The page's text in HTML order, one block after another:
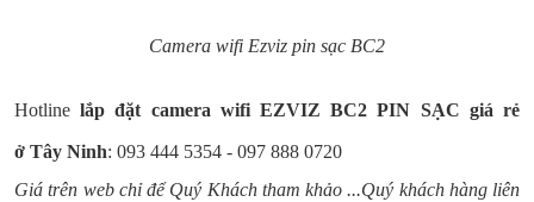
Camera wifi Ezviz pin sạc BC2
Hotlinelắp đặt camera wifi EZVIZ BC2 PIN SẠC giá rẻ
ở Tây Ninh: 093 444 5354 - 097 888 0720
Giá trên web chỉ để Quý Khách tham khảo ...Quý khách hàng liên